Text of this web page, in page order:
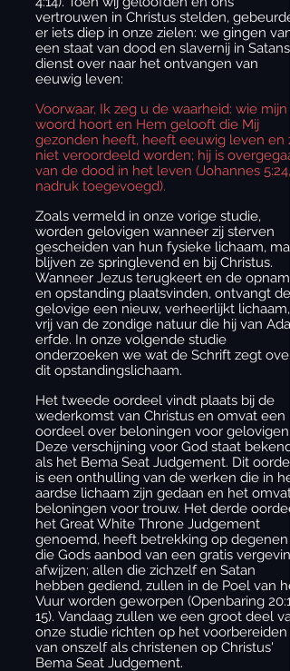
vertrouwen in Christus stelden, gebeurde
er iets diep in onze zielen: we gingen van
een staat van dood en slavernij in Satans
dienst over naar het ontvangen van
eeuwig leven:
Voorwaar, Ik zeg u de waarheid: wie mijn
woord hoort en Hem gelooft die Mij
gezonden heeft, heeft eeuwig leven en
niet veroordeeld worden; hij is
van de dood in het leven (Johannes 5:24,
nadruk toegevoegd).
Zoals vermeld in onze vorige studie,
worden gelovigen wanneer zij sterven
gescheiden van hun fysieke lichaam,
blijven ze springlevend en bij Christus.
Wanneer Jezus terugkeert en de opname
en opstanding plaatsvinden, ontvangt de
gelovige een nieuw, verheerlijkt lichaam,
vrij van de zondige natuur die hij van
erfde. In onze volgende studie
onderzoeken we wat de Schrift zegt over
dit opstandingslichaam.
Het tweede oordeel vindt plaats bij de
wederkomst van Christus en omvat een
oordeel over beloningen voor gelovigen.
Deze verschijning voor God staat bekend
als het Bema Seat Judgement. Dit
is een onthulling van de werken die in het
aardse lichaam zijn gedaan en het omvat
beloningen voor trouw. Het derde
het Great White Throne Judgement
genoemd, heeft betrekking op degenen
die Gods aanbod van een gratis
afwijzen; allen die zichzelf en Satan
hebben gediend, zullen in de Poel van
Vuur worden geworpen (Openbaring
15). Vandaag zullen we een groot deel
onze studie richten op het voorbereiden
van onszelf als christenen op Christus'
Bema Seat Judgement.